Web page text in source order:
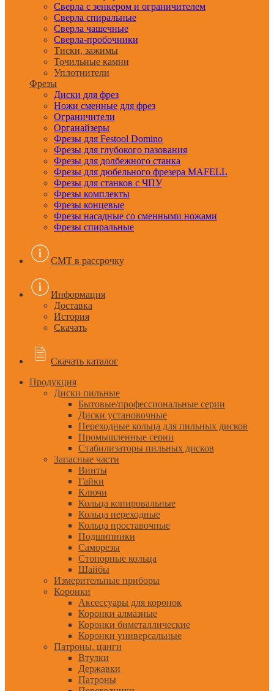
Сверла с зенкером и ограничителем
Сверла спиральные
Сверла чашечные
Сверла-пробочники
Тиски, зажимы
Точильные камни
Уплотнители
Фрезы
Диски для фрез
Ножи сменные для фрез
Ограничители
Органайзеры
Фрезы для Festool Domino
Фрезы для глубокого пазования
Фрезы для долбежного станка
Фрезы для дюбельного фрезера MAFELL
Фрезы для станков с ЧПУ
Фрезы комплекты
Фрезы концевые
Фрезы насадные со сменными ножами
Фрезы спиральные
CMT в рассрочку
Информация
Доставка
История
Скачать
Скачать каталог
Продукция
Диски пильные
Бытовые/профессиональные серии
Диски установочные
Переходные кольца для пильных дисков
Промышленные серии
Стабилизаторы пильных дисков
Запасные части
Винты
Гайки
Ключи
Кольца копировальные
Кольца переходные
Кольца проставочные
Подшипники
Саморезы
Стопорные кольца
Шайбы
Измерительные приборы
Коронки
Аксессуары для коронок
Коронки алмазные
Коронки биметаллические
Коронки универсальные
Патроны, цанги
Втулки
Державки
Патроны